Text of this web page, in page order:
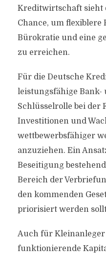
Kreditwirtschaft sieht
Chance, um flexiblere
Bürokratie und eine
zu erreichen.
Für die Deutsche
leistungsfähige Bank-
Schlüsselrolle bei der
Investitionen und
wettbewerbsfähiger
anzuziehen. Ein
Beseitigung
Bereich der
den kommenden
priorisiert werden
Auch für
funktionierende